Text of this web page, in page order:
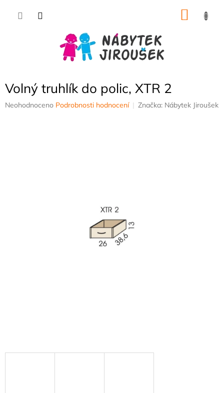
Volný truhlík do polic, XTR 2
Průměrné
Neohodnoceno Podrobnosti hodnocení Značka: Nábytek Jiroušek